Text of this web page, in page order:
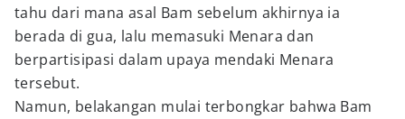
tahu dari mana asal Bam sebelum akhirnya ia
berada di gua, lalu memasuki Menara dan
berpartisipasi dalam upaya mendaki Menara
tersebut.
Namun, belakangan mulai terbongkar bahwa Bam